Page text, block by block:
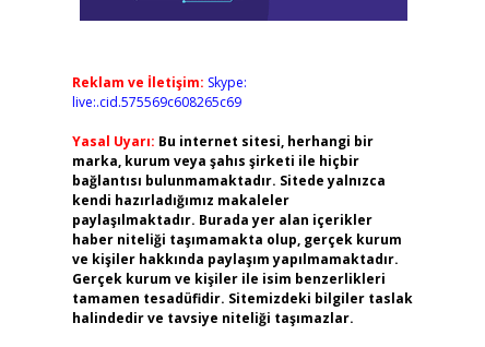
Reklam ve İletişim: Skype:
live:.cid.575569c608265c69
Yasal Uyarı: Bu internet sitesi, herhangi bir
marka, kurum veya şahıs şirketi ile hiçbir
bağlantısı bulunmamaktadır. Sitede yalnızca
kendi hazırladığımız makaleler
paylaşılmaktadır. Burada yer alan içerikler
haber niteliği taşımamakta olup, gerçek kurum
ve kişiler hakkında paylaşım yapılmamaktadır.
Gerçek kurum ve kişiler ile isim benzerlikleri
tamamen tesadüfidir. Sitemizdeki bilgiler taslak
halindedir ve tavsiye niteliği taşımazlar.